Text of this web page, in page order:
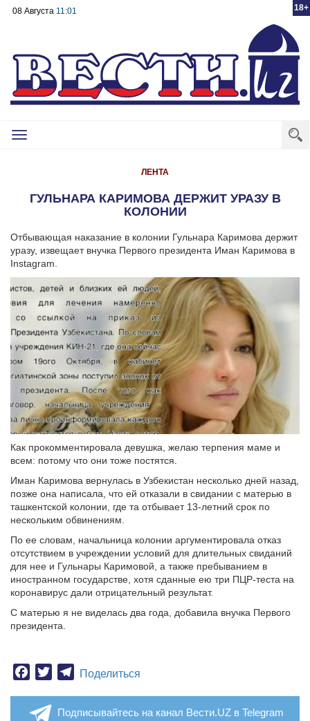
18+
08 Августа 11:01
Toggle
ЛЕНТА
ГУЛЬНАРА КАРИМОВА ДЕРЖИТ УРАЗУ В
КОЛОНИИ
Отбывающая наказание в колонии Гульнара Каримова держит
уразу, извещает внучка Первого президента Иман Каримова в
Instagram.
Как прокомментировала девушка, желаю терпения маме и
всем: потому что они тоже постятся.
Иман Каримова вернулась в Узбекистан несколько дней назад,
позже она написала, что ей отказали в свидании с матерью в
ташкентской колонии, где та отбывает 13-летний срок по
нескольким обвинениям.
По ее словам, начальница колонии аргументировала отказ
отсутствием в учреждении условий для длительных свиданий
для нее и Гульнары Каримовой, а также пребыванием в
иностранном государстве, хотя сданные ею три ПЦР-теста на
коронавирус дали отрицательный результат.
С матерью я не виделась два года, добавила внучка Первого
президента.
Facebook
TwitterTelegram
Поделиться
Подписывайтесь на канал Вести.UZ в Telegram